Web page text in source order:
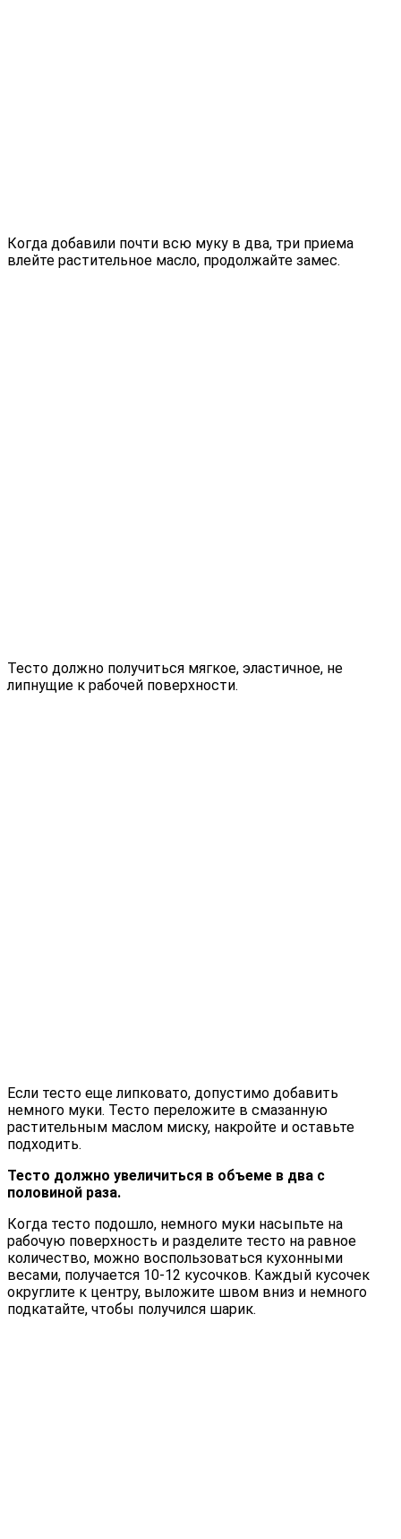
Когда добавили почти всю муку в два, три приема
влейте растительное масло, продолжайте замес.
Тесто должно получиться мягкое, эластичное, не
липнущие к рабочей поверхности.
Если тесто еще липковато, допустимо добавить
немного муки. Тесто переложите в смазанную
растительным маслом миску, накройте и оставьте
подходить.
Тесто должно увеличиться в объеме в два с
половиной раза.
Когда тесто подошло, немного муки насыпьте на
рабочую поверхность и разделите тесто на равное
количество, можно воспользоваться кухонными
весами, получается 10-12 кусочков. Каждый кусочек
округлите к центру, выложите швом вниз и немного
подкатайте, чтобы получился шарик.